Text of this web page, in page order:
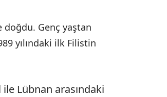
doğdu. Genç yaştan
yılındaki ilk Filistin
ile Lübnan arasındaki